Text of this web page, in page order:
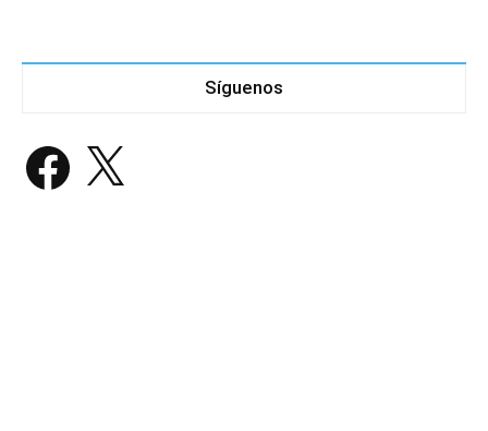
Síguenos
Facebook